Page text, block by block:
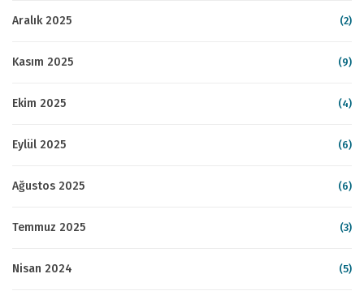
Aralık 2025 (2)
Kasım 2025 (9)
Ekim 2025 (4)
Eylül 2025 (6)
Ağustos 2025 (6)
Temmuz 2025 (3)
Nisan 2024 (5)